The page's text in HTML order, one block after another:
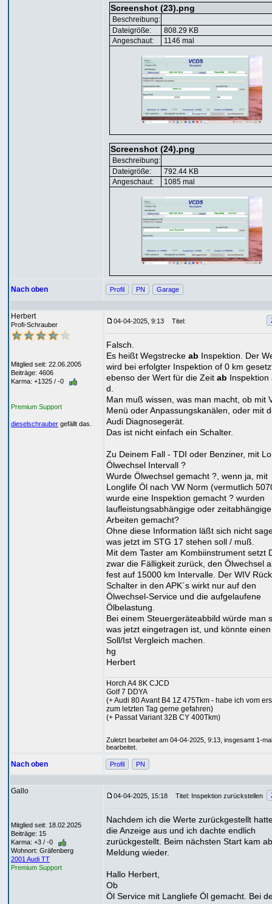
Screenshot (23).png
Beschreibung:
Dateigröße:
808.29 KB
Angeschaut:
1146 mal
Screenshot (24).png
Beschreibung:
Dateigröße:
792.44 KB
Angeschaut:
1085 mal
Nach oben Profil PN Garage
Herbert
Profi-Schrauber
Mitglied seit: 22.06.2005
Beiträge: 4606
Karma: +1325 / -0
Premium Support
dieselschrauber gefällt das.
04-04-2025, 9:13 Titel:
Falsch.
Es heißt Wegstrecke ab Inspektion. Der
wird bei erfolgter Inspektion of 0 km
ebenso der Wert für die Zeit ab Inspektion
d.
Man muß wissen, was man macht, ob mit
Menü oder Anpassungskanälen, oder mit
Audi Diagnosegerät.
Das ist nicht einfach ein Schalter.
Zu Deinem Fall - TDI oder Benziner, mit
Ölwechsel Intervall ?
Wurde Ölwechsel gemacht ?, wenn ja, mit
Longlife Öl nach VW Norm (vermutlich
wurde eine Inspektion gemacht ? wurden
laufleistungsabhängige oder zeitabhängige
Arbeiten gemacht?
Ohne diese Information läßt sich nicht
was jetzt im STG 17 stehen soll / muß.
Mit dem Taster am Kombiinstrument setzt
zwar die Fälligkeit zurück, den Ölwechsel
fest auf 15000 km Intervalle. Der WIV
Schalter in den APK´s wirkt nur auf den
Ölwechsel-Service und die aufgelaufene
Ölbelastung.
Bei einem Steuergeräteabbild würde man
was jetzt eingetragen ist, und könnte einen
Soll/Ist Vergleich machen.
hg
Herbert
Horch A4 8K CJCD
Golf 7 DDYA
(+ Audi 80 Avant B4 1Z 475Tkm - habe ich vom
zum letzten Tag gerne gefahren)
(+ Passat Variant 32B CY 400Tkm)
Zuletzt bearbeitet am 04-04-2025, 9:13, insgesamt 1-mal
bearbeitet.
Nach oben Profil PN
Gallo
Mitglied seit: 18.02.2025
Beiträge: 15
Karma: +3 / -0
Wohnort: Gräfenberg
2001 Audi TT
Premium Support
04-04-2025, 15:18 Titel: Inspektion zurückstellen
Nachdem ich die Werte zurückgestellt
die Anzeige aus und ich dachte endlich
zurückgestellt. Beim nächsten Start kam
Meldung wieder.
Hallo Herbert,
Ob
Öl Service mit Langliefe Öl gemacht. Bei